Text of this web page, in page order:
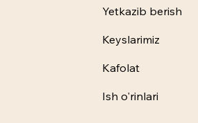
Yetkazib berish
Keyslarimiz
Kafolat
Ish o'rinlari